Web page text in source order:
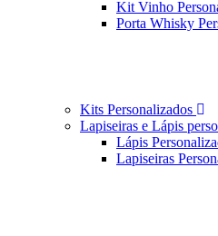
Kit Vinho
Porta Whisky
Kits Personalizados
Lapiseiras e Lápis
Lápis
Lapiseiras